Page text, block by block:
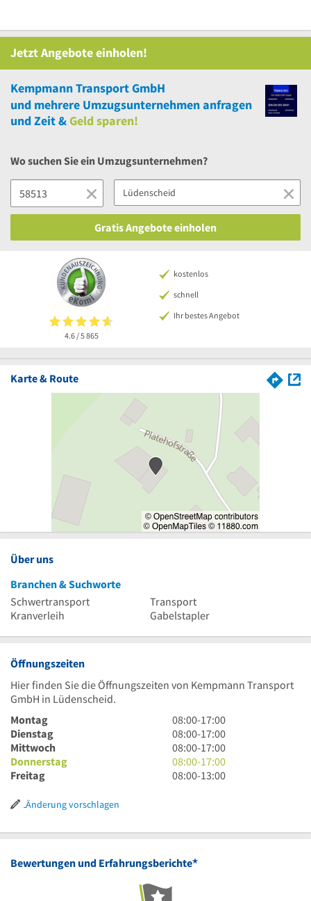
Jetzt Angebote einholen!
Kempmann Transport GmbH
und mehrere Umzugsunternehmen anfragen
und Zeit &Geld sparen!
Wo suchen Sie ein Umzugsunternehmen?
Gratis Angebote einholen
4.6 / 5865
kostenlos
schnell
Ihr bestes Angebot
Karte & Route
Über uns
Branchen & Suchworte
Schwertransport
Transport
Kranverleih
Gabelstapler
Öffnungszeiten
Hier finden Sie die Öffnungszeiten von Kempmann Transport
GmbH in Lüdenscheid.
Montag
8
Uhr
bis
17
Uhr
08:00-17:00
Dienstag
8
Uhr
bis
17
08:00-17:00
Mittwoch
8
Uhr
bis
08:00-17:00
Donnerstag
8
Uhr
08:00-17:00
Freitag
8
Uhr
08:00-13:00
Änderung vorschlagen
Bewertungen und Erfahrungsberichte*